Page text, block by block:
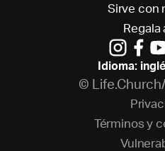
Sirve con
Regala
Idioma:
©
Privac
Términos y c
Vulnera